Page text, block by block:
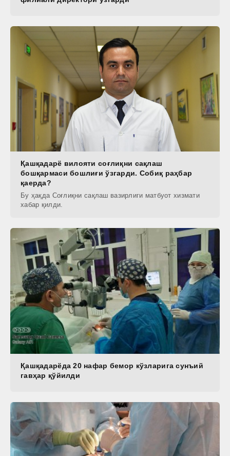
Қашқадарё вилояти соғлиқни сақлаш
бошқармаси бошлиғи ўзгарди. Собиқ раҳбар
қаерда?
Бу ҳақда Соғлиқни сақлаш вазирлиги матбуот хизмати
хабар қилди.
Қашқадарёда 20 нафар бемор кўзларига сунъий
гавҳар қўйилди